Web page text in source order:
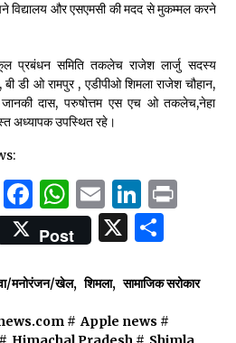
विद्यालय और एसएमसी की मदद से मुकम्मल करने
प्रबंधन समिति तकलेच राजेश लार्जु सदस्य
बी डी ओ रामपुर , एडीपीओ शिमला राजेश चौहान,
जानकी दास, परुषोत्तम एस एच ओ तकलेच,नेहा
अध्यापक उपस्थित रहे।
Facebook
WhatsApp
Email
Post X
मनोरंजन/खेल, शिमला, सामाजिक सरोकार
# Apple news #